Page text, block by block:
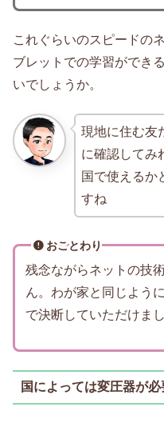
これぐらいのスピードの
ブレットでの学習ができ
いでしょうか。
現地に住む友
に確認してみ
国で使えるか
すね
おことわり
残念ながらネットの技
ん。わが家と同じよう
で決断していただけま
国によっては変圧器が必